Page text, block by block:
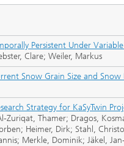
Persistent Under
Clare; Weiler, Markus
Snow Grain Size and
Strategy for KaSyTwin
Thamer; Dragos,
Heimer, Dirk; Stahl,
Merkle, Dominik; Jäkel,